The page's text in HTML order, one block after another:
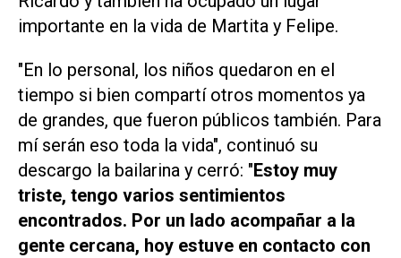
importante en la vida de Martita y Felipe.
"En lo personal, los niños quedaron en el
tiempo si bien compartí otros momentos ya
de grandes, que fueron públicos también. Para
mí serán eso toda la vida", continuó su
descargo la bailarina y cerró: "Estoy muy
triste, tengo varios sentimientos
encontrados. Por un lado acompañar a la
gente cercana, hoy estuve en contacto con